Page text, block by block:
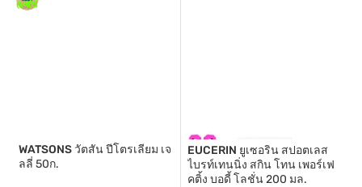
WATSONS วัตสัน ปีโตรเลียม เจ
ลลี่ 50ก.
EUCERIN ยูเซอริน สปอตเลส
ไบรท์เทนนิ่ง สกิน โทน เพอร์เฟ
คติ้ง บอดี้ โลชั่น 200 มล.